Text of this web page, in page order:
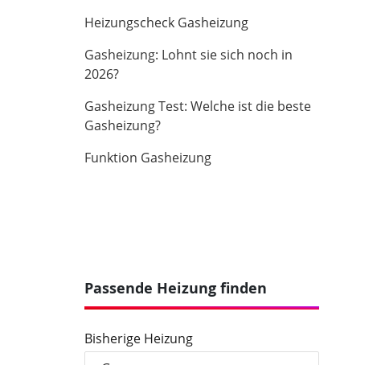
Heizungscheck Gasheizung
Gasheizung: Lohnt sie sich noch in
2026?
Gasheizung Test: Welche ist die beste
Gasheizung?
Funktion Gasheizung
Passende Heizung finden
Bisherige Heizung